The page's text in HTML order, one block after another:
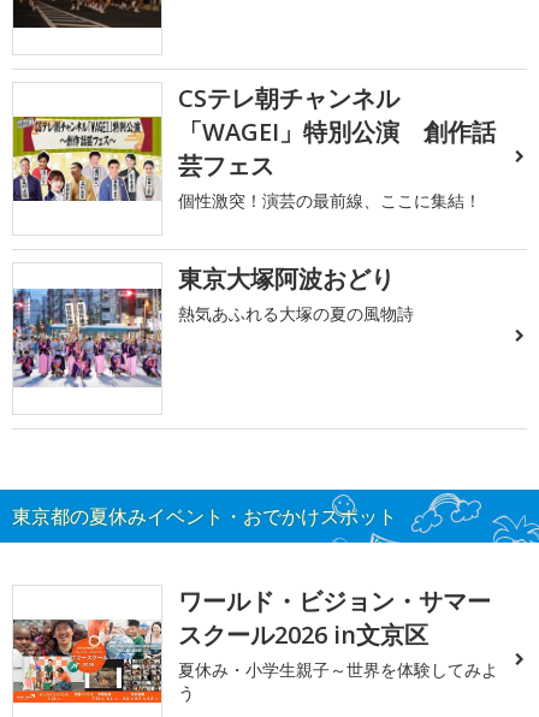
CSテレ朝チャンネル
「WAGEI」特別公演 創作話
芸フェス
個性激突！演芸の最前線、ここに集結！
東京大塚阿波おどり
熱気あふれる大塚の夏の風物詩
東京都の夏休みイベント・おでかけスポット
ワールド・ビジョン・サマー
スクール2026 in文京区
夏休み・小学生親子～世界を体験してみよ
う